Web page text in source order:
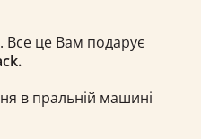
це Вам подарує
в пральній машині